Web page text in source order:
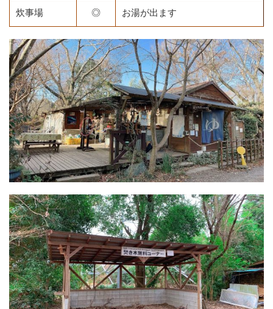
炊事場 ◎ お湯が出ます